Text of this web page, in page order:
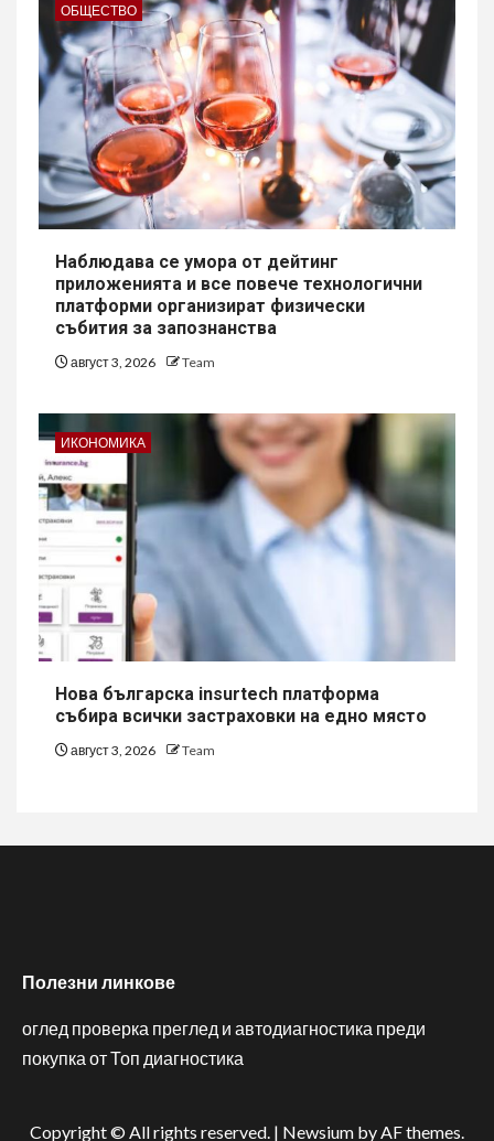
ОБЩЕСТВО
Наблюдава се умора от дейтинг
приложенията и все повече технологични
платформи организират физически
събития за запознанства
август 3, 2026 Team
ИКОНОМИКА
Нова българска insurtech платформа
събира всички застраховки на едно място
август 3, 2026 Team
Полезни линкове
оглед проверка преглед и автодиагностика преди
покупка от Топ диагностика
Copyright © All rights reserved. | Newsium by AF themes.